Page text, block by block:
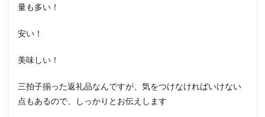
量も多い！
安い！
美味しい！
三拍子揃った返礼品なんですが、気をつけなければいけない
点もあるので、しっかりとお伝えします